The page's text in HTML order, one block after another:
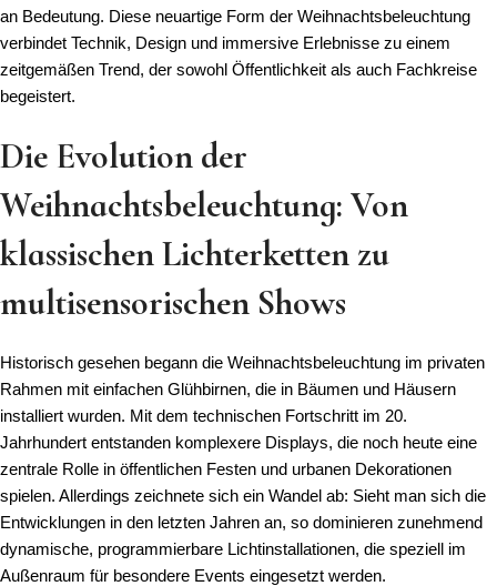
an Bedeutung. Diese neuartige Form der Weihnachtsbeleuchtung
verbindet Technik, Design und immersive Erlebnisse zu einem
zeitgemäßen Trend, der sowohl Öffentlichkeit als auch Fachkreise
begeistert.
Die Evolution der
Weihnachtsbeleuchtung: Von
klassischen Lichterketten zu
multisensorischen Shows
Historisch gesehen begann die Weihnachtsbeleuchtung im privaten
Rahmen mit einfachen Glühbirnen, die in Bäumen und Häusern
installiert wurden. Mit dem technischen Fortschritt im 20.
Jahrhundert entstanden komplexere Displays, die noch heute eine
zentrale Rolle in öffentlichen Festen und urbanen Dekorationen
spielen. Allerdings zeichnete sich ein Wandel ab: Sieht man sich die
Entwicklungen in den letzten Jahren an, so dominieren zunehmend
dynamische, programmierbare Lichtinstallationen, die speziell im
Außenraum für besondere Events eingesetzt werden.